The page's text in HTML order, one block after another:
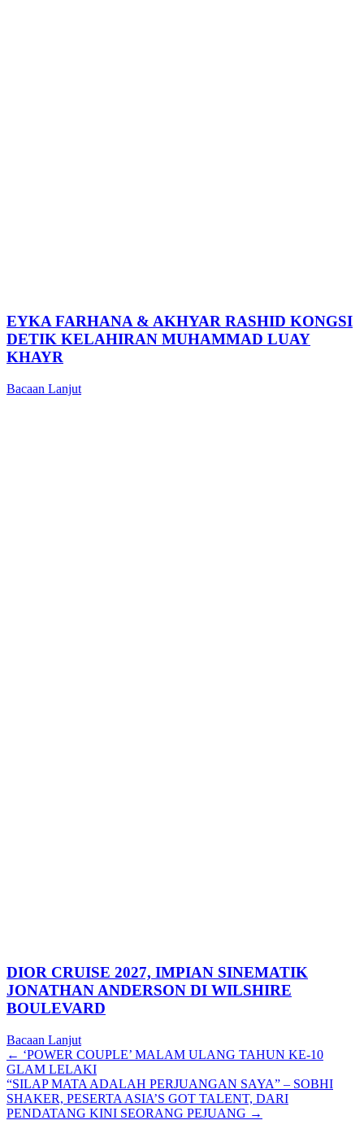
EYKA FARHANA & AKHYAR RASHID KONGSI
DETIK KELAHIRAN MUHAMMAD LUAY
KHAYR
Bacaan Lanjut
DIOR CRUISE 2027, IMPIAN SINEMATIK
JONATHAN ANDERSON DI WILSHIRE
BOULEVARD
Bacaan Lanjut
Posts
navigation
← ‘POWER COUPLE’ MALAM ULANG TAHUN KE-10
GLAM LELAKI
“SILAP MATA ADALAH PERJUANGAN SAYA” – SOBHI
SHAKER, PESERTA ASIA’S GOT TALENT, DARI
PENDATANG KINI SEORANG PEJUANG →